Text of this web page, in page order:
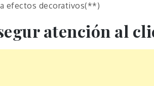
efectos decorativos(**)
atención al